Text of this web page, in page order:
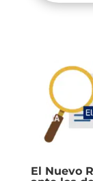
El Nuevo